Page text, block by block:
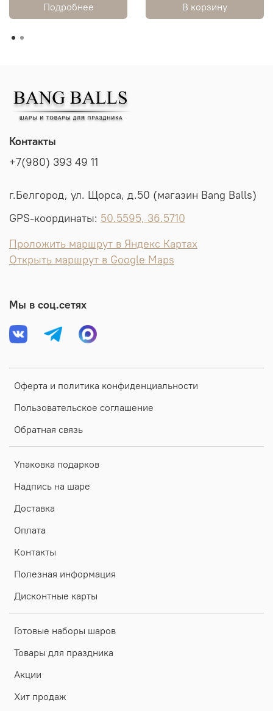
Подробнее В корзину
Оферта и политика конфиденциальности
Пользовательское соглашение
Обратная связь
Упаковка подарков
Надпись на шаре
Доставка
Оплата
Контакты
Полезная информация
Дисконтные карты
Готовые наборы шаров
Товары для праздника
Акции
Хит продаж
Контакты
+7(980) 393 49 11
г.Белгород, ул. Щорса, д.50 (магазин Bang Balls)
GPS-координаты: 50.5595, 36.5710
Проложить маршрут в Яндекс Картах
Открыть маршрут в Google Maps
Мы в соц.сетях